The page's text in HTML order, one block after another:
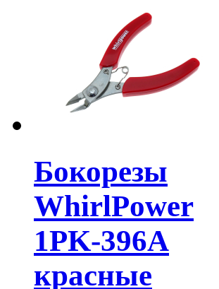
Бокорезы
WhirlPower
1PK-396А
красные